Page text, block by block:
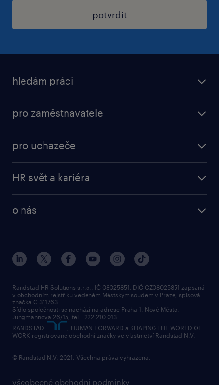
potvrdit
hledám práci
práce v Amazon
vyberte si zaměstnavatele
pro zaměstnavatele
professional
pro uchazeče
HR svět a kariéra
karierní poradna
o nás
náš příbeh
tiskové zprávy
společenská odpovědnost
přidej se k nám
kontakty & pobočky
bezpečnostní politika
všeobecné obchodní podmínky
Randstad HR Solutions s.r.o., IČ 08025851, DIČ CZ08025851 zapsaná
v obchodním rejstříku vedeném Městským soudem v Praze, spisová
značka C 311763.
Sídlo společnosti se nachází na adrese Praha 1, Nové Město,
Jungmannova 26/15, tel.: 222 210 013
RANDSTAD,
, HUMAN FORWARD a SHAPING THE WORLD OF
WORK registrované obchodní značky ve vlastnictví Randstad N.V.
© Randstad N.V. 2021. Všechna práva vyhrazena.